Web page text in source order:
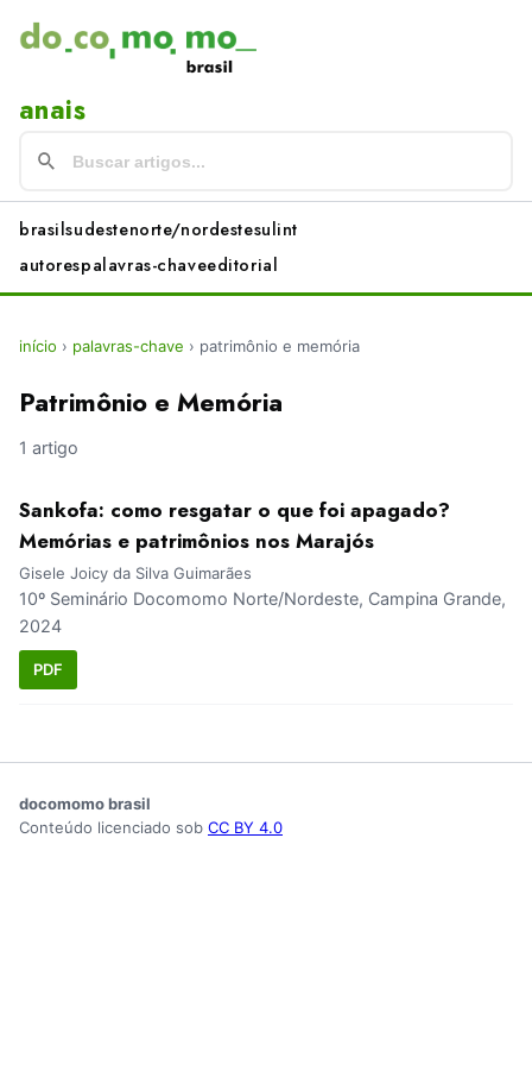
anais
brasilsudestenorte/nordestesulint
autorespalavras-chaveeditorial
início › palavras-chave › patrimônio e memória
Patrimônio e Memória
1 artigo
Sankofa: como resgatar o que foi apagado?
Memórias e patrimônios nos Marajós
Gisele Joicy da Silva Guimarães
10º Seminário Docomomo Norte/Nordeste, Campina Grande,
2024
PDF
docomomo brasil
Conteúdo licenciado sob CC BY 4.0